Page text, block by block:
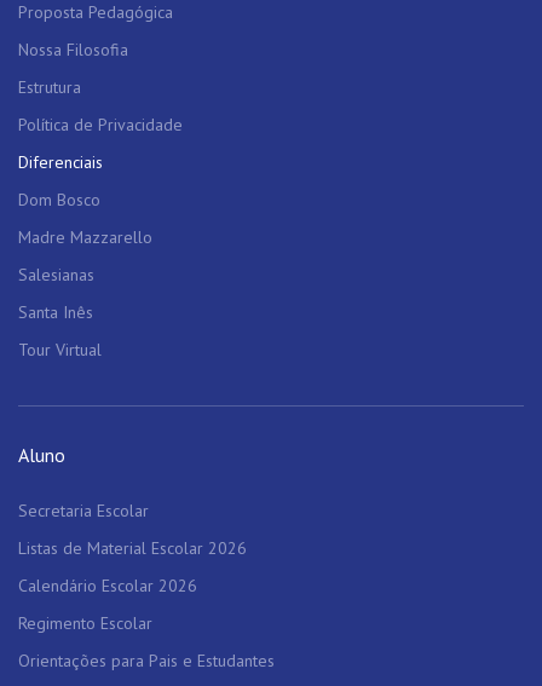
Proposta Pedagógica
Nossa Filosofia
Estrutura
Política de Privacidade
Diferenciais
Dom Bosco
Madre Mazzarello
Salesianas
Santa Inês
Tour Virtual
Aluno
Secretaria Escolar
Listas de Material Escolar 2026
Calendário Escolar 2026
Regimento Escolar
Orientações para Pais e Estudantes